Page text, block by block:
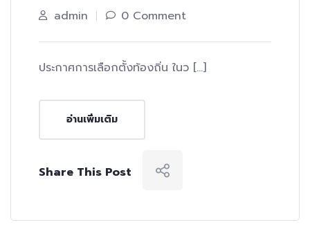
admin 0 Comment
ประกาศการเลือกตั้งท้องถิ่น ในว […]
อ่านเพิ่มเติม
Share This Post